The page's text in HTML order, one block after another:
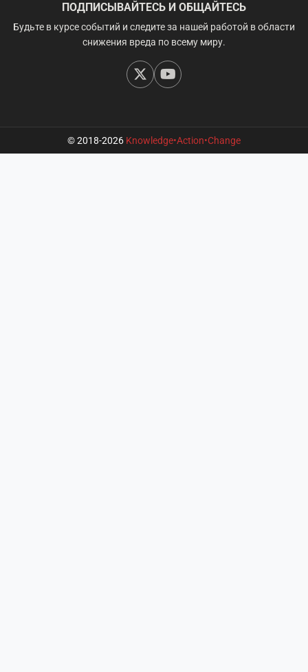
ПОДПИСЫВАЙТЕСЬ И ОБЩАЙТЕСЬ
Будьте в курсе событий и следите за нашей работой в области
снижения вреда по всему миру.
© 2018-2026 Knowledge•Action•Change